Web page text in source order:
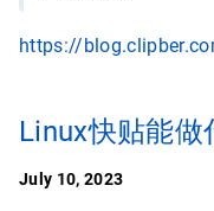
https://
Linux快贴能做
July 10, 2023